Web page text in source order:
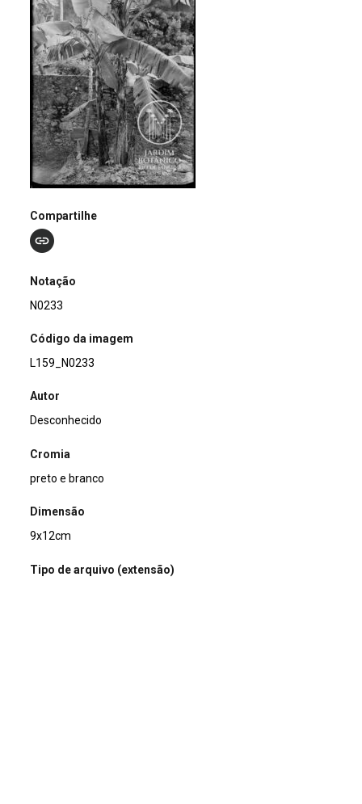
Compartilhe
Notação
N0233
Código da imagem
L159_N0233
Autor
Desconhecido
Cromia
preto e branco
Dimensão
9x12cm
Tipo de arquivo (extensão)